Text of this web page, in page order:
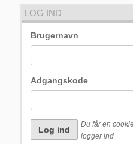
LOG IND
Brugernavn
Adgangskode
Du får en
logger ind